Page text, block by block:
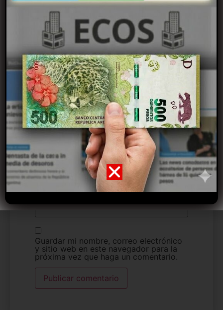
Nombre*
Correo electrónico
Web
Guardar mi nombre, correo electrónico
y sitio web en este navegador para la
próxima vez que haga un comentario.